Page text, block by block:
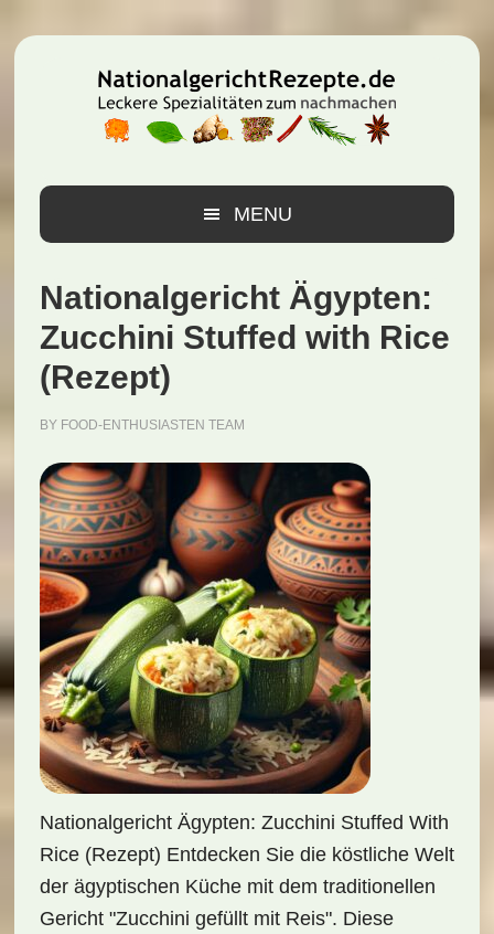
Hauptnavigation
Inhalt
Seitenspalte
MENU
Nationalgericht Ägypten:
Zucchini Stuffed with Rice
(Rezept)
BY FOOD-ENTHUSIASTEN TEAM
Nationalgericht Ägypten: Zucchini Stuffed With
Rice (Rezept) Entdecken Sie die köstliche Welt
der ägyptischen Küche mit dem traditionellen
Gericht "Zucchini gefüllt mit Reis". Diese